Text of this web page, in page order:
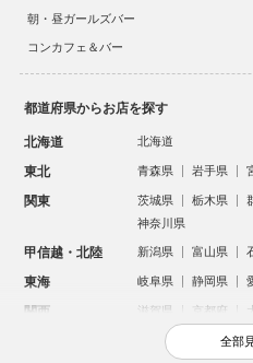
朝・昼ガールズバー
コンカフェ＆バー
都道府県からお店を探す
北海道 北海道
東北 青森県 岩手県
関東 茨城県 栃木県
神奈川県
甲信越・北陸 新潟県 富山県
東海 岐阜県 静岡県
関西 滋賀県 京都府
鳥取県 島根県全部